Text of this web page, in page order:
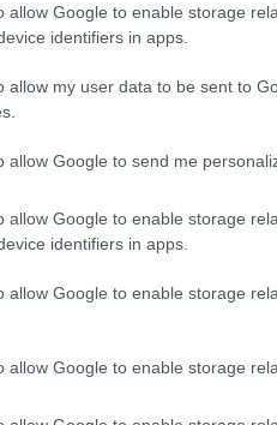
allow Google to enable storage
identifiers in apps.
allow my user data to be sent to
allow Google to send me
allow Google to enable storage
identifiers in apps.
allow Google to enable storage
allow Google to enable storage
tilfellet. For det siste
man være ærlig, så er
nå være OL-klare
at de er ukomfortable
til eventuell boikott.
diskutert, men vi
til Langrenn.com.